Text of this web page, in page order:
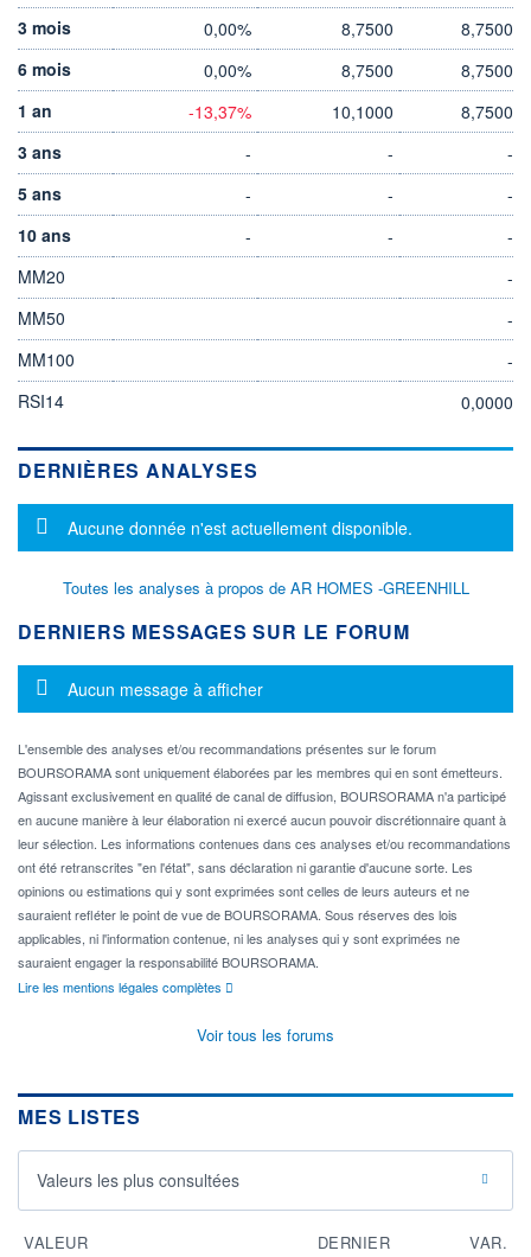
3 mois
0,00% 8,7500
8,7500
6 mois
0,00% 8,7500
8,7500
1 an
-13,37% 10,1000
8,7500
3 ans
- -
-
5 ans
- -
-
10 ans
- -
-
MM20
-
MM50
-
MM100
-
RSI14
0,0000
DERNIÈRES ANALYSES
Message d'information
Aucune donnée n'est actuellement disponible.
Toutes les analyses à propos de AR HOMES -GREENHILL
DERNIERS MESSAGES SUR LE FORUM
Message d'information
Aucun message à afficher
L'ensemble des analyses et/ou recommandations présentes sur le forum
BOURSORAMA sont uniquement élaborées par les membres qui en sont émetteurs.
Agissant exclusivement en qualité de canal de diffusion, BOURSORAMA n'a participé
en aucune manière à leur élaboration ni exercé aucun pouvoir discrétionnaire quant à
leur sélection. Les informations contenues dans ces analyses et/ou recommandations
ont été retranscrites "en l'état", sans déclaration ni garantie d'aucune sorte. Les
opinions ou estimations qui y sont exprimées sont celles de leurs auteurs et ne
sauraient refléter le point de vue de BOURSORAMA. Sous réserves des lois
applicables, ni l'information contenue, ni les analyses qui y sont exprimées ne
sauraient engager la responsabilité BOURSORAMA.
Lire les mentions légales complètes
Voir tous les forums
MES LISTES
Valeurs les plus consultées
VALEUR DERNIER VAR.